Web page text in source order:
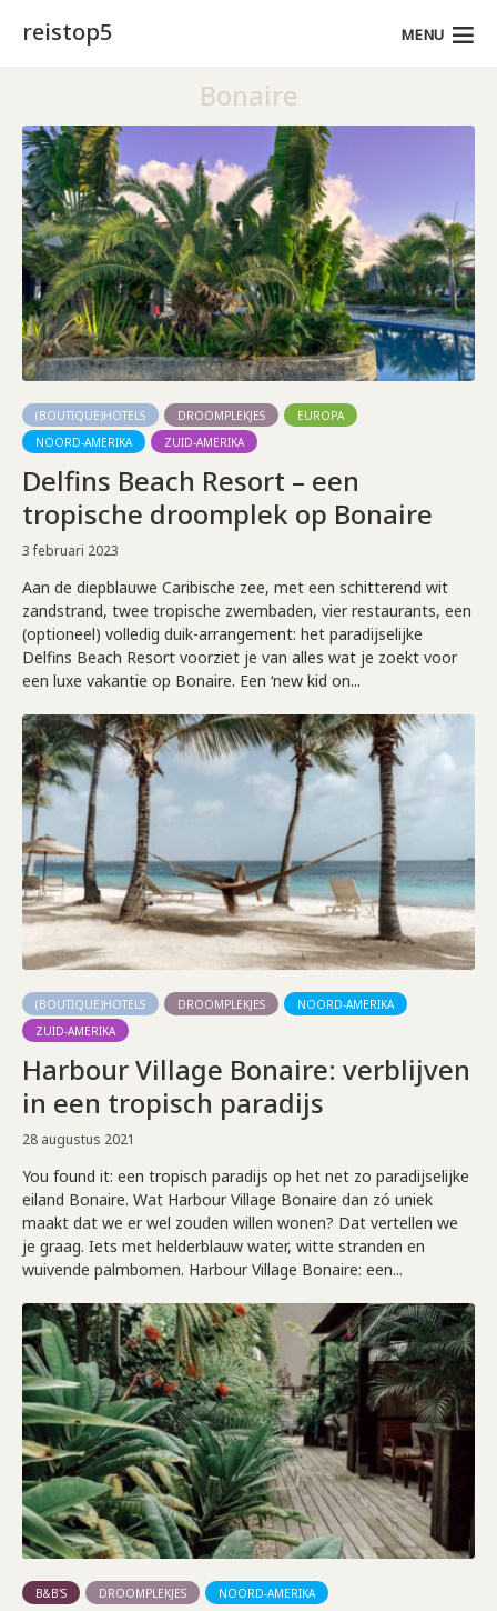
reistop5 MENU
Bonaire
(BOUTIQUE)HOTELS DROOMPLEKJES
EUROPA
NOORD-AMERIKA
ZUID-AMERIKA
Delfins Beach Resort – een
tropische droomplek op Bonaire
3 februari 2023
Aan de diepblauwe Caribische zee, met een schitterend wit
zandstrand, twee tropische zwembaden, vier restaurants, een
(optioneel) volledig duik-arrangement: het paradijselijke
Delfins Beach Resort voorziet je van alles wat je zoekt voor
een luxe vakantie op Bonaire. Een ‘new kid on...
(BOUTIQUE)HOTELS DROOMPLEKJES
NOORD-AMERIKA
ZUID-AMERIKA
Harbour Village Bonaire: verblijven
in een tropisch paradijs
28 augustus 2021
You found it: een tropisch paradijs op het net zo paradijselijke
eiland Bonaire. Wat Harbour Village Bonaire dan zó uniek
maakt dat we er wel zouden willen wonen? Dat vertellen we
je graag. Iets met helderblauw water, witte stranden en
wuivende palmbomen. Harbour Village Bonaire: een...
B&B'S DROOMPLEKJES NOORD-AMERIKA